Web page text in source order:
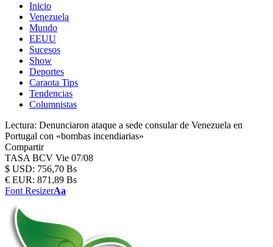
Inicio
Venezuela
Mundo
EEUU
Sucesos
Show
Deportes
Caraota Tips
Tendencias
Columnistas
Lectura: Denunciaron ataque a sede consular de Venezuela en
Portugal con «bombas incendiarias»
Compartir
TASA BCV Vie 07/08
$ USD: 756,70 Bs
€ EUR: 871,89 Bs
Font ResizerAa